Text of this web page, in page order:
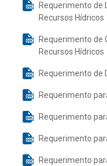
Requerimento de
Recursos Hídricos
Requerimento de
Recursos Hídricos
Requerimento de
Requerimento
Requerimento
Requerimento
Requerimento